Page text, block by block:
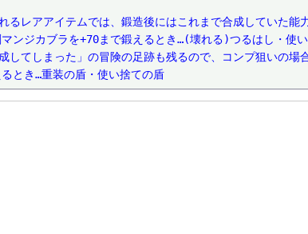
るレアアイテムでは、鍛造後にはこれまで合成していた
ンジカブラを+70まで鍛えるとき…(壊れる)つるはし・使
してしまった」の冒険の足跡も残るので、コンプ狙いの場
とき…重装の盾・使い捨ての盾